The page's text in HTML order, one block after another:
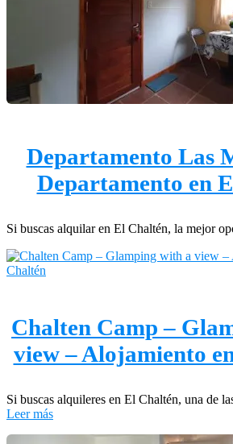
Departamento Las
Departamento en
Si buscas alquilar en El Chaltén, la mejor
Chalten Camp –
view – Alojamiento
Si buscas alquileres en El Chaltén, una de
Leer más